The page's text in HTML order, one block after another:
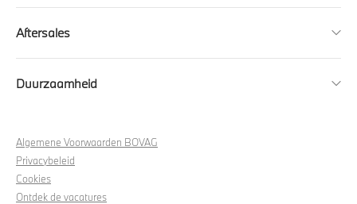
Aftersales
Duurzaamheid
Algemene Voorwaarden BOVAG
Privacybeleid
Cookies
Ontdek de vacatures